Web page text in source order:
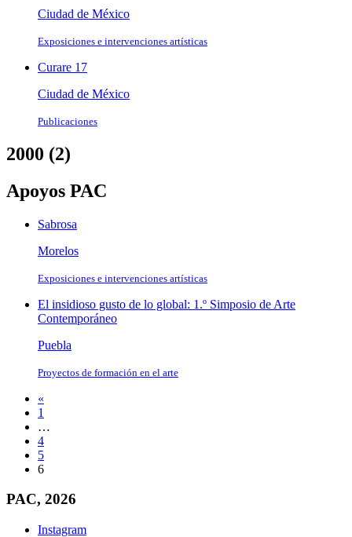
Ciudad de México
Exposiciones e intervenciones artísticas
Curare 17
Ciudad de México
Publicaciones
2000 (2)
Apoyos PAC
Sabrosa
Morelos
Exposiciones e intervenciones artísticas
El insidioso gusto de lo global: 1.º Simposio de Arte
Contemporáneo
Puebla
Proyectos de formación en el arte
«
1
…
4
5
6
PAC, 2026
Instagram